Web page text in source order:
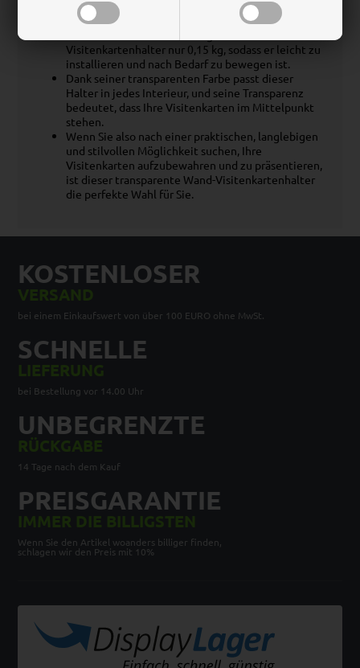
Perfekt um Ihre Visitenkarten zu präsentieren oder
zu verteilen.
Visitenkartenhalter nur 0,15 kg, sodass er leicht zu
installieren und nach Bedarf zu bewegen ist.
Dank seiner transparenten Farbe passt dieser
Halter in jedes Interieur, und seine Transparenz
bedeutet, dass Ihre Visitenkarten im Mittelpunkt
stehen.
Wenn Sie also nach einer praktischen, langlebigen
und stilvollen Möglichkeit suchen, Ihre
Visitenkarten aufzubewahren und zu präsentieren,
ist dieser transparente Wand-Visitenkartenhalter
die perfekte Wahl für Sie.
KOSTENLOSER
VERSAND
bei einem Einkaufswert von über 100 EURO ohne MwSt.
SCHNELLE
LIEFERUNG
bei Bestellung vor 14.00 Uhr
UNBEGRENZTE
RÜCKGABE
14 Tage nach dem Kauf
PREISGARANTIE
IMMER DIE BILLIGSTEN
Wenn Sie den Artikel woanders billiger finden,
schlagen wir den Preis mit 10%